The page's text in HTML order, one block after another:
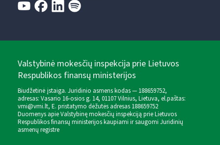
Valstybinė mokesčių inspekcija prie Lietuvos
Respublikos finansų ministerijos
Biudžetinė įstaiga. Juridinio asmens kodas — 188659752,
adresas: Vasario 16-osios g. 14, 01107 Vilnius, Lietuva, el.paštas:
vmi@vmi.lt, E. pristatymo dėžutės adresas 188659752
Duomenys apie Valstybinę mokesčių inspekciją prie Lietuvos
Respublikos finansų ministerijos kaupiami ir saugomi Juridinių
asmenų registre